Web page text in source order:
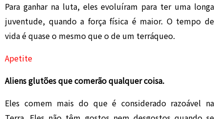
Para ganhar na luta, eles evoluíram para ter uma longa
juventude, quando a força física é maior. O tempo de
vida é quase o mesmo que o de um terráqueo.
Apetite
Aliens glutões que comerão qualquer coisa.
Eles comem mais do que é considerado razoável na